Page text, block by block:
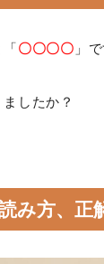
〇〇〇〇 」で
したか？
み方、正